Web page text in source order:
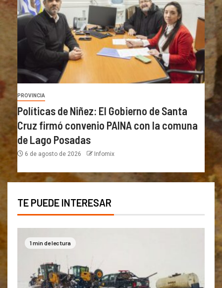
PROVINCIA
Políticas de Niñez: El Gobierno de Santa
Cruz firmó convenio PAINA con la comuna
de Lago Posadas
6 de agosto de 2026 Infomix
TE PUEDE INTERESAR
1 min de lectura